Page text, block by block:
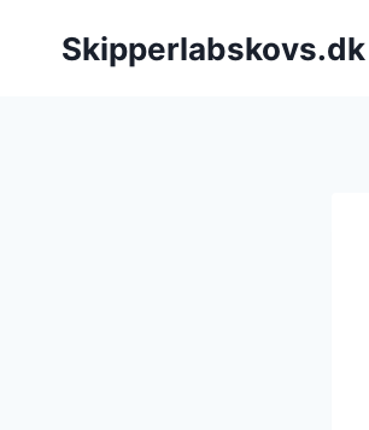
Skipperlabskovs.dk